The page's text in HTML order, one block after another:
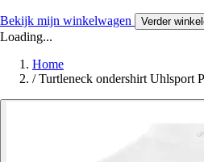
Bekijk mijn winkelwagen Verder
Loading...
Home
/ Turtleneck ondershirt Uhlsport